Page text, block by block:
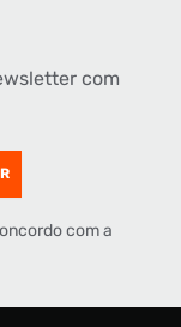
com
com a